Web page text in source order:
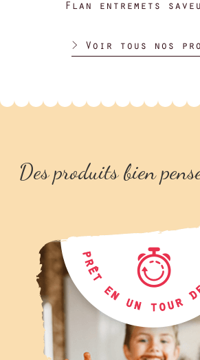
Flan entremets
> Voir tous nos
Des produits bien